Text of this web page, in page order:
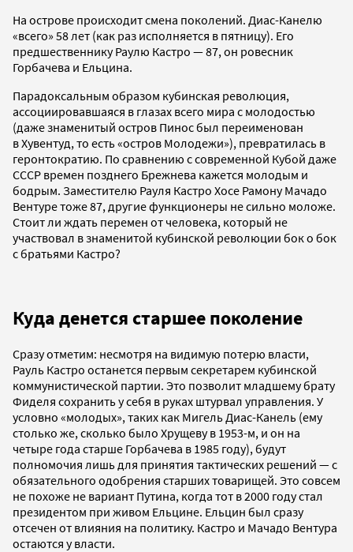
На острове происходит смена поколений. Диас-Канелю
«всего» 58 лет (как раз исполняется в пятницу). Его
предшественнику Раулю Кастро — 87, он ровесник
Горбачева и Ельцина.
Парадоксальным образом кубинская революция,
ассоциировавшаяся в глазах всего мира с молодостью
(даже знаменитый остров Пинос был переименован
в Хувентуд, то есть «остров Молодежи»), превратилась в
геронтократию. По сравнению с современной Кубой даже
СССР времен позднего Брежнева кажется молодым и
бодрым. Заместителю Рауля Кастро Хосе Рамону Мачадо
Вентуре тоже 87, другие функционеры не сильно моложе.
Стоит ли ждать перемен от человека, который не
участвовал в знаменитой кубинской революции бок о бок
с братьями Кастро?
Куда денется старшее поколение
Сразу отметим: несмотря на видимую потерю власти,
Рауль Кастро останется первым секретарем кубинской
коммунистической партии. Это позволит младшему брату
Фиделя сохранить у себя в руках штурвал управления. У
условно «молодых», таких как Мигель Диас-Канель (ему
столько же, сколько было Хрущеву в 1953-м, и он на
четыре года старше Горбачева в 1985 году), будут
полномочия лишь для принятия тактических решений — с
обязательного одобрения старших товарищей. Это совсем
не похоже не вариант Путина, когда тот в 2000 году стал
президентом при живом Ельцине. Ельцин был сразу
отсечен от влияния на политику. Кастро и Мачадо Вентура
остаются у власти.